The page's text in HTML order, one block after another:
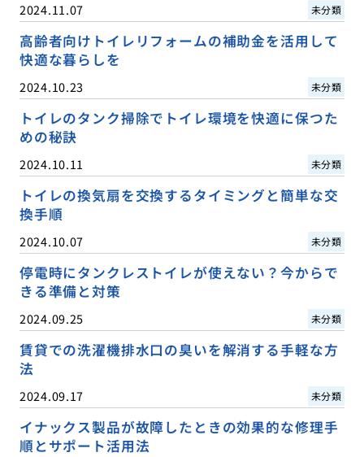
2024.11.07 未分類
高齢者向けトイレリフォームの補助金を活用して
快適な暮らしを
2024.10.23 未分類
トイレのタンク掃除でトイレ環境を快適に保つた
めの秘訣
2024.10.11 未分類
トイレの換気扇を交換するタイミングと簡単な交
換手順
2024.10.07 未分類
停電時にタンクレストイレが使えない？今からで
きる準備と対策
2024.09.25 未分類
賃貸での洗濯機排水口の臭いを解消する手軽な方
法
2024.09.17 未分類
イナックス製品が故障したときの効果的な修理手
順とサポート活用法